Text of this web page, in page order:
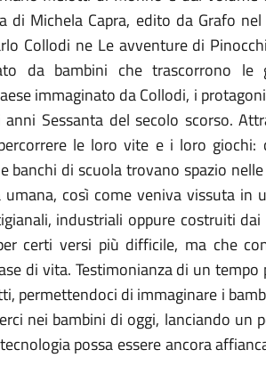
di Michela Capra, edito da Grafo
Collodi ne Le avventure di
da bambini che trascorrono le
immaginato da Collodi, i
Sessanta del secolo scorso.
le loro vite e i loro giochi:
banchi di scuola trovano spazio
così come veniva vissuta in
industriali oppure costruiti dai
certi versi più difficile, ma che
di vita. Testimonianza di un tempo
permettendoci di immaginare i
nei bambini di oggi, lanciando un
possa essere ancora